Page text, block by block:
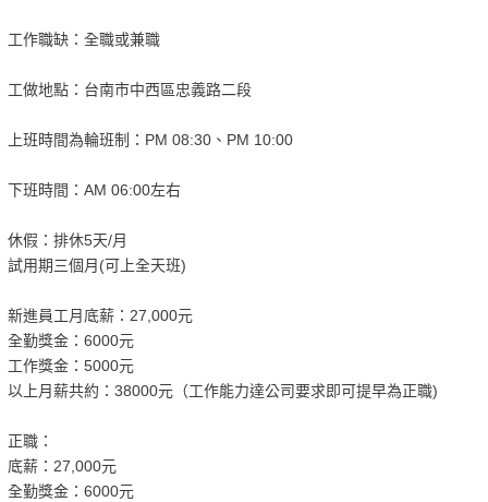
工作職缺：全職或兼職
工做地點：台南市中西區忠義路二段
上班時間為輪班制：PM 08:30、PM 10:00
下班時間：AM 06:00左右
休假：排休5天/月
試用期三個月(可上全天班)
新進員工月底薪：27,000元
全勤獎金：6000元
工作獎金：5000元
以上月薪共約：38000元（工作能力達公司要求即可提早為正職)
正職：
底薪：27,000元
全勤獎金：6000元